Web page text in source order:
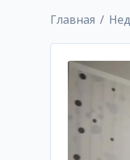
Главная